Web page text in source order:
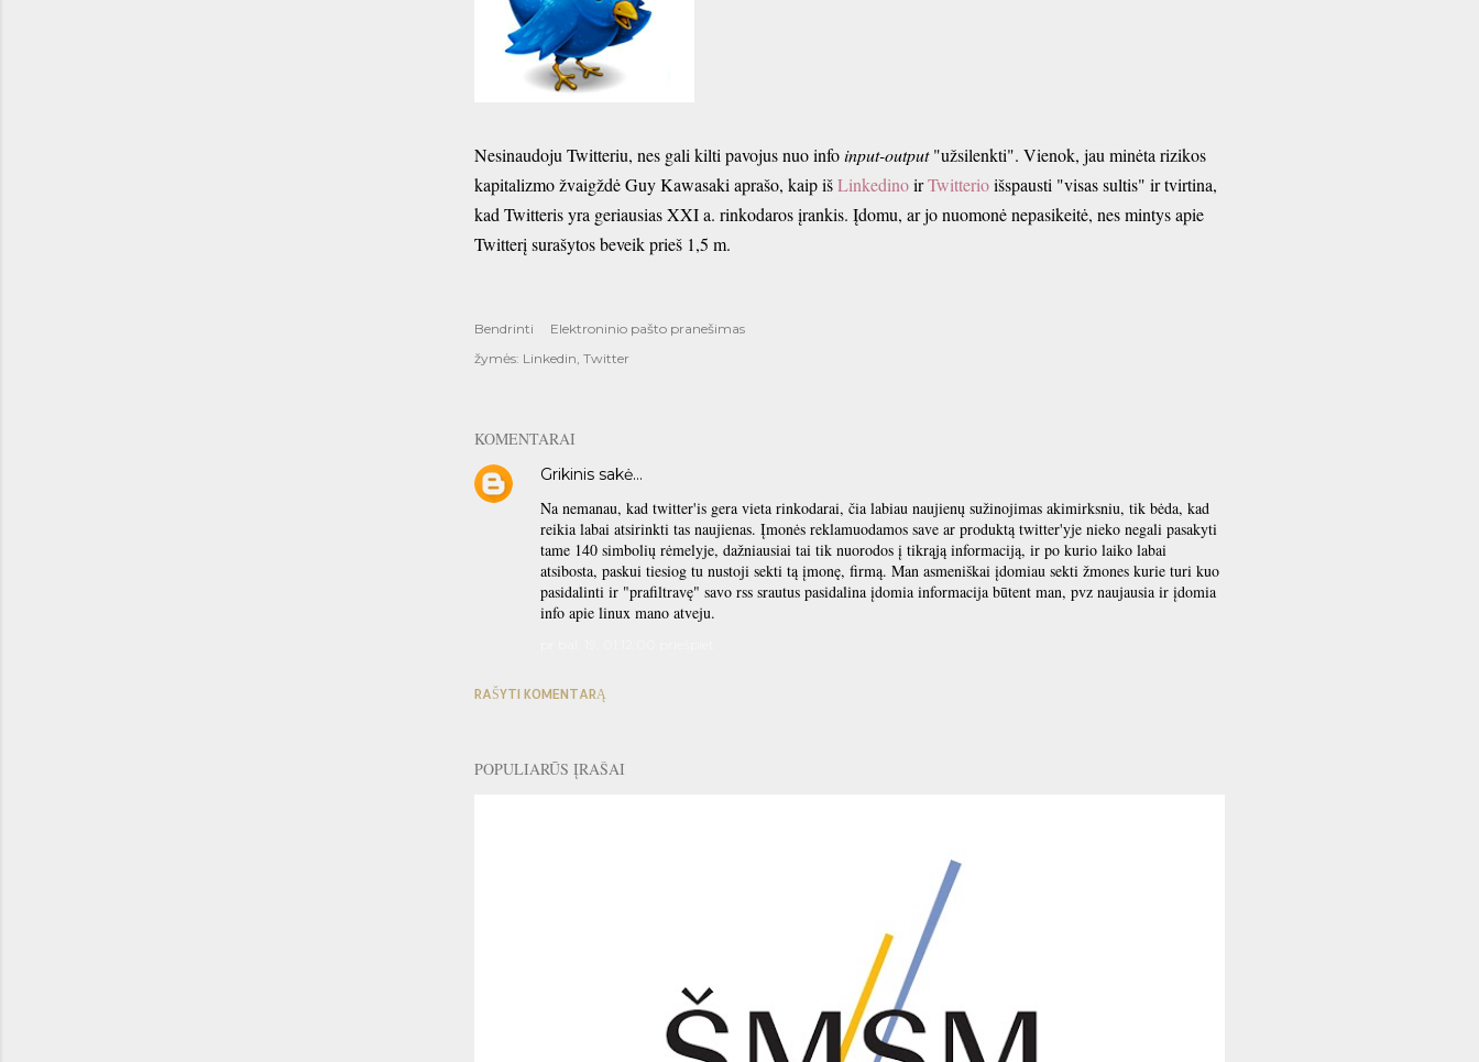
Nesinaudoju Twitteriu, nes gali kilti pavojus nuo infoinput-output"užsilenkti". Vienok, jau minėta rizikos
kapitalizmo žvaigždė Guy Kawasaki aprašo, kaip išLinkedinoirTwitterioišspausti "visas sultis" ir tvirtina,
kad Twitteris yra geriausias XXI a. rinkodaros įrankis. Įdomu, ar jo nuomonė nepasikeitė, nes mintys apie
Twitterį surašytos beveik prieš 1,5 m.
Bendrinti
Elektroninio pašto pranešimas
žymės: Linkedin Twitter
KOMENTARAI
Grikinis sakė…
Na nemanau, kad twitter'is gera vieta rinkodarai, čia labiau naujienų sužinojimas akimirksniu, tik bėda, kad
reikia labai atsirinkti tas naujienas. Įmonės reklamuodamos save ar produktą twitter'yje nieko negali pasakyti
tame 140 simbolių rėmelyje, dažniausiai tai tik nuorodos į tikrąją informaciją, ir po kurio laiko labai
atsibosta, paskui tiesiog tu nustoji sekti tą įmonę, firmą. Man asmeniškai įdomiau sekti žmones kurie turi kuo
pasidalinti ir "prafiltravę" savo rss srautus pasidalina įdomia informacija būtent man, pvz naujausia ir įdomia
info apie linux mano atveju.
RAŠYTI KOMENTARĄ
POPULIARŪS ĮRAŠAI